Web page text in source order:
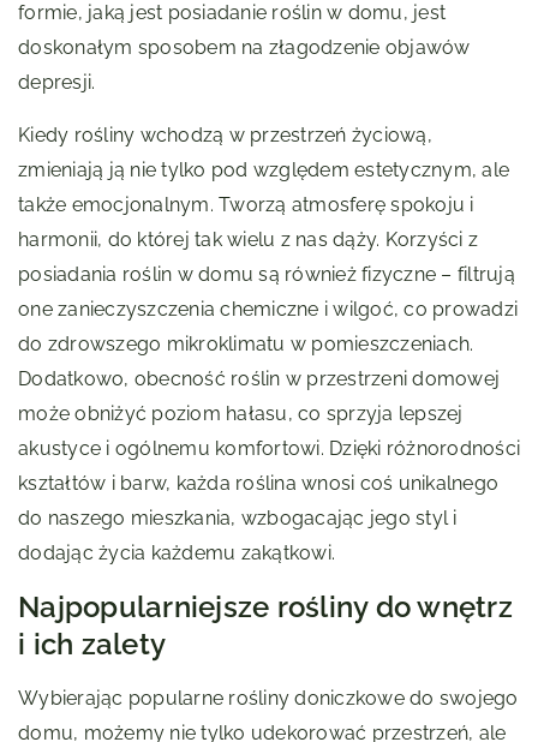
formie, jaką jest posiadanie roślin w domu, jest
doskonałym sposobem na złagodzenie objawów
depresji.
Kiedy rośliny wchodzą w przestrzeń życiową,
zmieniają ją nie tylko pod względem estetycznym, ale
także emocjonalnym. Tworzą atmosferę spokoju i
harmonii, do której tak wielu z nas dąży. Korzyści z
posiadania roślin w domu są również fizyczne – filtrują
one zanieczyszczenia chemiczne i wilgoć, co prowadzi
do zdrowszego mikroklimatu w pomieszczeniach.
Dodatkowo, obecność roślin w przestrzeni domowej
może obniżyć poziom hałasu, co sprzyja lepszej
akustyce i ogólnemu komfortowi. Dzięki różnorodności
kształtów i barw, każda roślina wnosi coś unikalnego
do naszego mieszkania, wzbogacając jego styl i
dodając życia każdemu zakątkowi.
Najpopularniejsze rośliny do wnętrz
i ich zalety
Wybierając popularne rośliny doniczkowe do swojego
domu, możemy nie tylko udekorować przestrzeń, ale